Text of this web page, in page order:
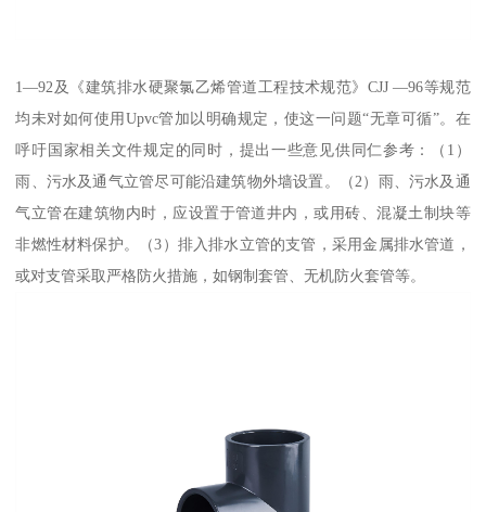
1—92及《建筑排水硬聚氯乙烯管道工程技术规范》CJJ —96等规范
均未对如何使用Upvc管加以明确规定，使这一问题“无章可循”。在
呼吁国家相关文件规定的同时，提出一些意见供同仁参考：（1）
雨、污水及通气立管尽可能沿建筑物外墙设置。（2）雨、污水及通
气立管在建筑物内时，应设置于管道井内，或用砖、混凝土制块等
非燃性材料保护。（3）排入排水立管的支管，采用金属排水管道，
或对支管采取严格防火措施，如钢制套管、无机防火套管等。